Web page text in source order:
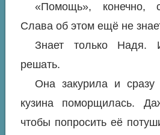
«Помощь», конечно,
Слава об этом ещё не
Знает только Надя.
решать.
Она закурила и
кузина поморщилась.
чтобы попросить её